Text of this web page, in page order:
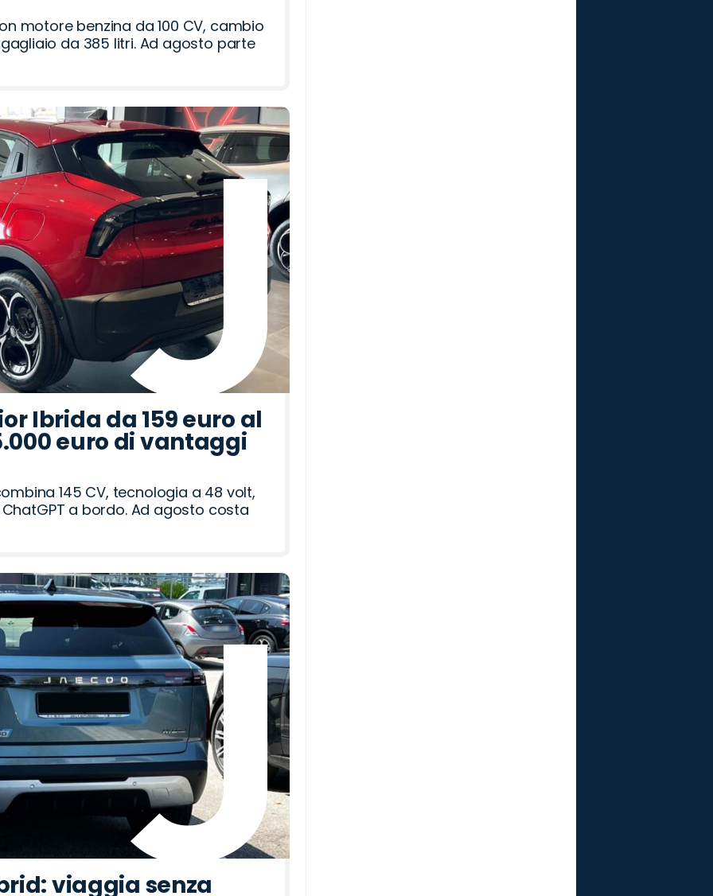
motore benzina da 100 CV, cambio
da 385 litri. Ad agosto parte
Ibrida da 159 euro al
euro di vantaggi
145 CV, tecnologia a 48 volt,
a bordo. Ad agosto costa
viaggia senza